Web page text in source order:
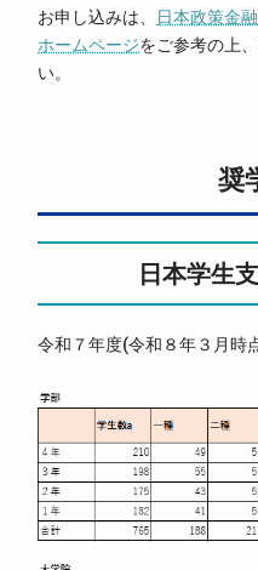
お申し込みは、
日本政策金
ホームページをご参考の上
い。
奨
日本学生
令和７年度(令和８年３月時